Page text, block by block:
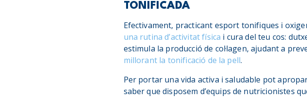
TONIFICADA
Efectivament, practicant esport tonifiques i
una rutina d’activitat física i cura del teu cos:
estimula la producció de col·lagen, ajudant a
millorant la tonificació de la pell.
Per portar una vida activa i saludable pot
saber que disposem d’equips de nutricionistes